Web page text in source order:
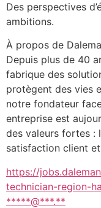
Des perspectives
ambitions.
À propos de
Depuis plus de 40
fabrique des
protègent des vies
notre fondateur
entreprise est
des valeurs fortes :
satisfaction client
https://
technician-region-
*****@***.**